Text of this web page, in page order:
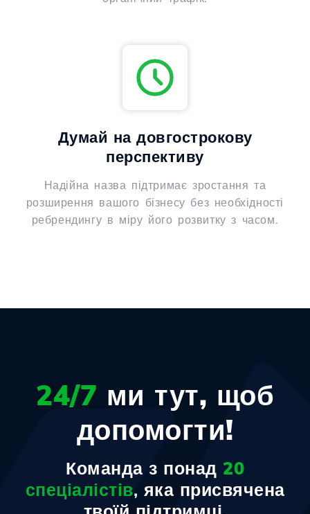
Думай на довгострокову
перспективу
Надійна назва підтримає зростання та
розширення вашого бізнесу без необхідності
ребрендингу в міру його розвитку з часом.
24/7 ми тут, щоб
допомогти!
Команда з понад 20
спеціалістів, яка присвячена